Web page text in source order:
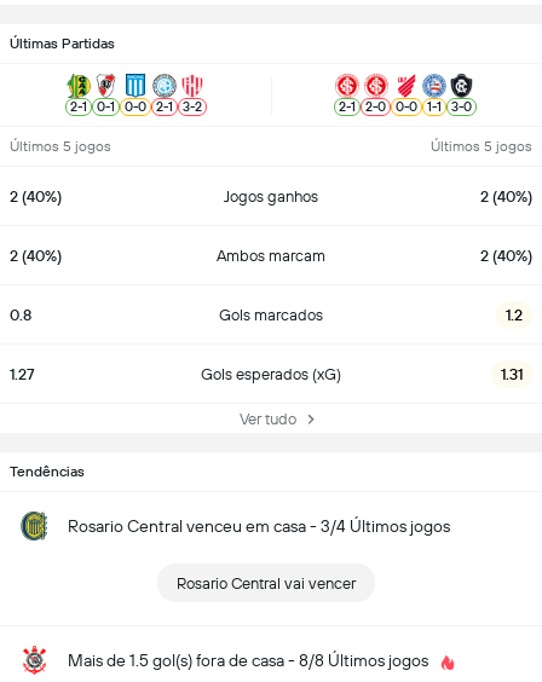
Últimas Partidas
2-1 0-1 0-0 2-1 3-2 2-1 2-0 0-0 1-1 3-0
Últimos 5 jogos Últimos 5 jogos
2 (40%) Jogos ganhos 2 (40%)
2 (40%) Ambos marcam 2 (40%)
0.8 Gols marcados 1.2
1.27 Gols esperados (xG) 1.31
Ver tudo
Tendências
Rosario Central venceu em casa - 3/4 Últimos jogos
Rosario Central vai vencer
Mais de 1.5 gol(s) fora de casa - 8/8 Últimos jogos